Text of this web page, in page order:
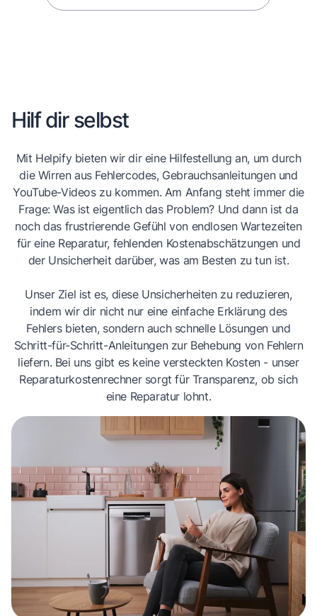
Hilf dir selbst
Mit Helpify bieten wir dir eine Hilfestellung an, um durch
die Wirren aus Fehlercodes, Gebrauchsanleitungen und
YouTube-Videos zu kommen. Am Anfang steht immer die
Frage: Was ist eigentlich das Problem? Und dann ist da
noch das frustrierende Gefühl von endlosen Wartezeiten
für eine Reparatur, fehlenden Kostenabschätzungen und
der Unsicherheit darüber, was am Besten zu tun ist.
Unser Ziel ist es, diese Unsicherheiten zu reduzieren,
indem wir dir nicht nur eine einfache Erklärung des
Fehlers bieten, sondern auch schnelle Lösungen und
Schritt-für-Schritt-Anleitungen zur Behebung von Fehlern
liefern. Bei uns gibt es keine versteckten Kosten - unser
Reparaturkostenrechner sorgt für Transparenz, ob sich
eine Reparatur lohnt.